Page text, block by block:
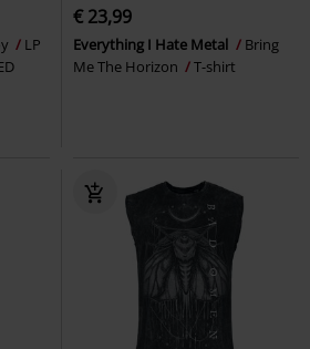
LP
€ 23,99
Everything I Hate Metal
Bring
Me The Horizon
T-shirt